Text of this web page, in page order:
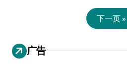
下一页 »
广告